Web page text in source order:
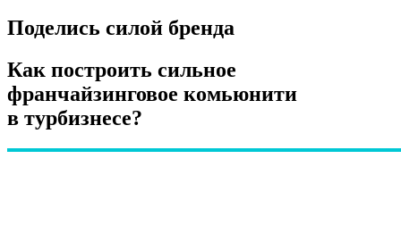
Поделись силой бренда
Как построить сильное
франчайзинговое комьюнити
в турбизнесе?